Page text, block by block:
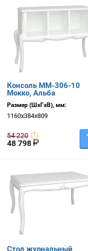
Консоль ММ-306-10
Мокко, Альба
Размер (ШхГхВ), мм:
1160х384х809
54 220
48 798